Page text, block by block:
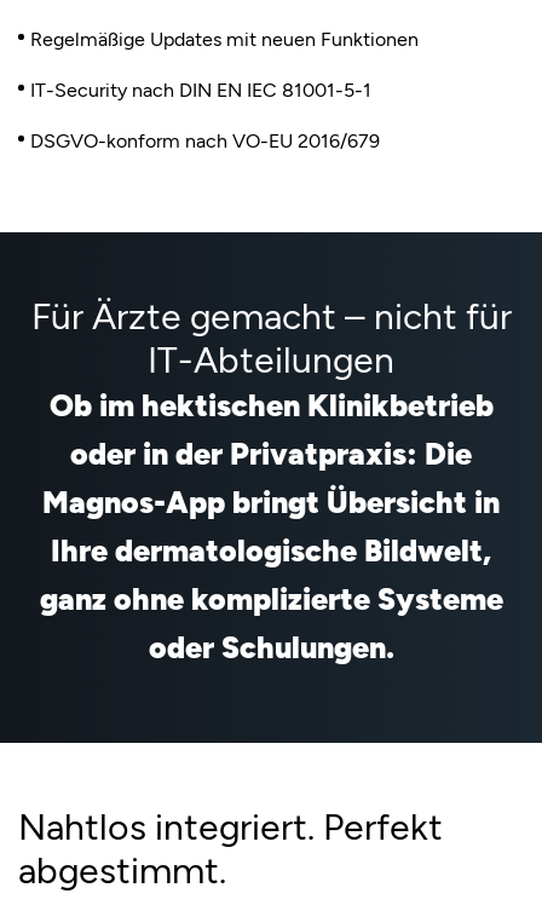
Regelmäßige Updates mit neuen Funktionen
IT-Security nach DIN EN IEC 81001-5-1
DSGVO-konform nach VO-EU 2016/679
Für Ärzte gemacht – nicht für
IT-Abteilungen
Ob im hektischen Klinikbetrieb
oder in der Privatpraxis: Die
Magnos-App bringt Übersicht in
Ihre dermatologische Bildwelt,
ganz ohne komplizierte Systeme
oder Schulungen.
Nahtlos integriert. Perfekt
abgestimmt.